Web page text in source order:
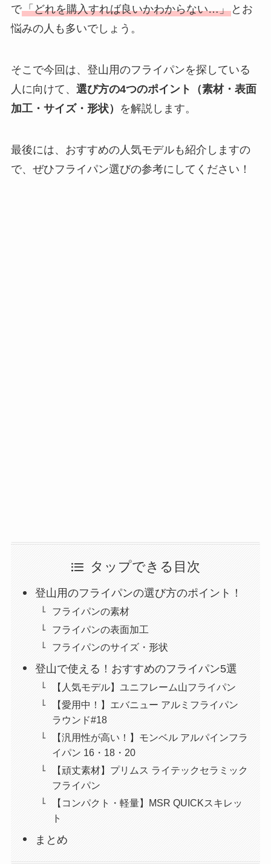
で「どれを購入すれば良いかわからない…」とお
悩みの人も多いでしょう。
そこで今回は、登山用のフライパンを探している
人に向けて、 選び方の4つのポイント（素材・表面
加工・サイズ・形状）
を解説します。
最後には、おすすめの人気モデルも紹介しますの
で、ぜひフライパン選びの参考にしてください！
タップできる目次
登山用のフライパンの選び方のポイント！
フライパンの素材
フライパンの表面加工
フライパンのサイズ・形状
登山で使える！おすすめのフライパン5選
【人気モデル】ユニフレーム山フライパン
【愛用中！】エバニュー アルミフライパン
ラウンド#18
【汎用性が高い！】モンベル アルパインフラ
イパン 16・18・20
【頑丈素材】プリムス ライテックセラミック
フライパン
【コンパクト・軽量】MSR QUICKスキレッ
ト
まとめ